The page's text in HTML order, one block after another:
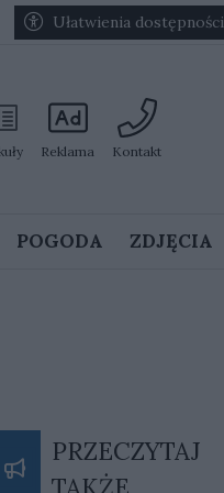
Ułatwienia dostępności
Reklama Kontakt
POGODA ZDJĘCIA
PRZECZYTAJ